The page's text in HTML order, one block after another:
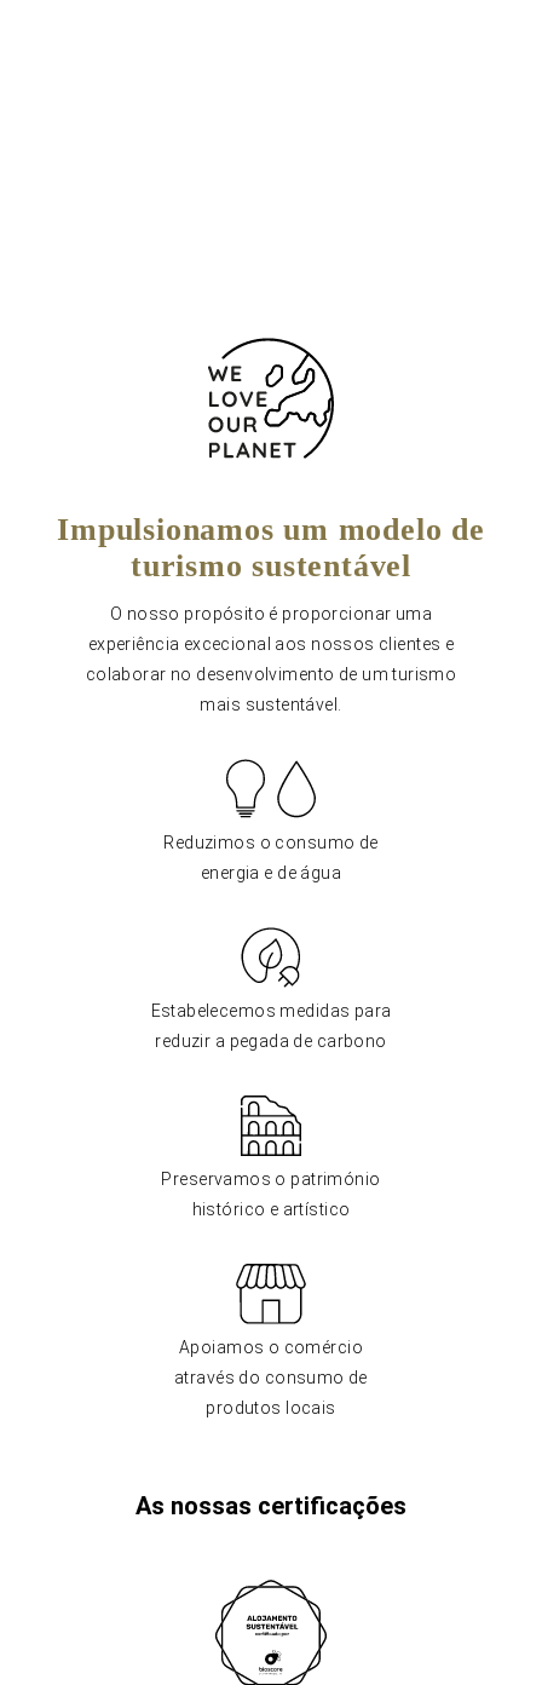
Impulsionamos um modelo de
turismo sustentável
O nosso propósito é proporcionar uma
experiência excecional aos nossos clientes e
colaborar no desenvolvimento de um turismo
mais sustentável.
Reduzimos o consumo de
energia e de água
Estabelecemos medidas para
reduzir a pegada de carbono
Preservamos o património
histórico e artístico
Apoiamos o comércio
através do consumo de
produtos locais
As nossas certificações